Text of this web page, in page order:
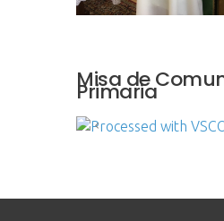
Misa de
Primaria